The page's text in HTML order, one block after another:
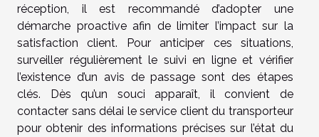
réception, il est recommandé d’adopter une
démarche proactive afin de limiter l’impact sur la
satisfaction client. Pour anticiper ces situations,
surveiller régulièrement le suivi en ligne et vérifier
l’existence d’un avis de passage sont des étapes
clés. Dès qu’un souci apparaît, il convient de
contacter sans délai le service client du transporteur
pour obtenir des informations précises sur l’état du